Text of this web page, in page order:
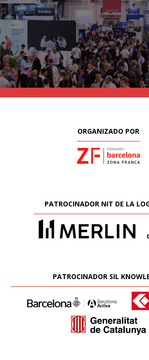
ORGANIZADO POR
PATROCINADOR NIT DE LA
PATROCINADOR SIL